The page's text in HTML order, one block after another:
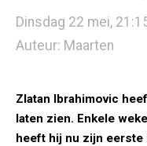
Dinsdag 22 mei,
Auteur: Maarten
Zlatan Ibrahimovic
laten zien. Enkele
heeft hij nu zijn eerste